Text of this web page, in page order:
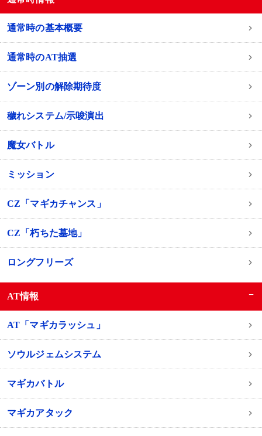
通常時の基本概要
通常時のAT抽選
ゾーン別の解除期待度
穢れシステム/示唆演出
魔女バトル
ミッション
CZ「マギカチャンス」
CZ「朽ちた墓地」
ロングフリーズ
AT情報 −
AT「マギカラッシュ」
ソウルジェムシステム
マギカバトル
マギカアタック